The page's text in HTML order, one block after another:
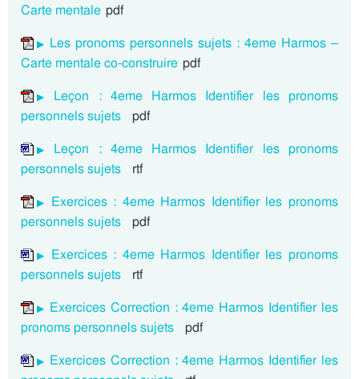
Carte mentale pdf
Les pronoms personnels sujets : 4eme Harmos –
Carte mentale co-construire pdf
Leçon : 4eme Harmos Identifier les pronoms
personnels sujets pdf
Leçon : 4eme Harmos Identifier les pronoms
personnels sujets rtf
Exercices : 4eme Harmos Identifier les pronoms
personnels sujets pdf
Exercices : 4eme Harmos Identifier les pronoms
personnels sujets rtf
Exercices Correction : 4eme Harmos Identifier les
pronoms personnels sujets pdf
Exercices Correction : 4eme Harmos Identifier les